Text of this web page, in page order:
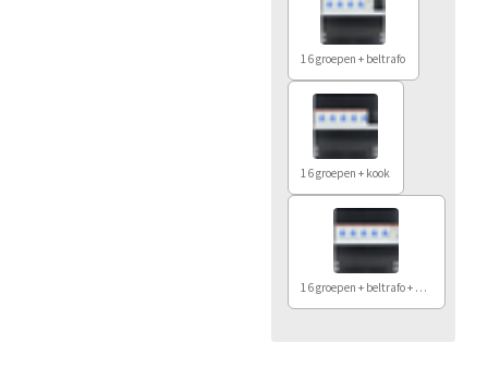
16 groepen + beltrafo
16 groepen + kook
16 groepen + beltrafo + kook